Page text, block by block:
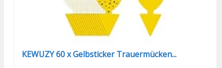
KEWUZY 60 x Gelbsticker Trauermücken...